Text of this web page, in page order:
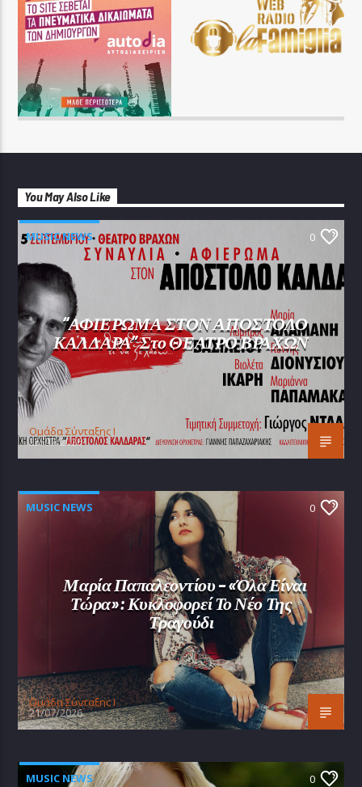
You May Also Like
MUSIC NEWS 0
“ΑΦΙΕΡΩΜΑ ΣΤΟΝ ΑΠΟΣΤΟΛΟ
ΚΑΛΔΑΡΑ” Στο ΘΕΑΤΡΟ ΒΡΑΧΩΝ
Oμάδα Σύνταξης Ι
25/07/2026
MUSIC NEWS 0
Μαρία Παπαλεοντίου – «Όλα Είναι
Τώρα»: Κυκλοφορεί Το Νέο Της
Τραγούδι
Oμάδα Σύνταξης Ι
21/07/2026
MUSIC NEWS 0